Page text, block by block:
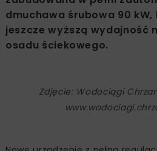
dmuchawa śrubowa 90
jeszcze wyższą wydajność
osadu ściekowego.